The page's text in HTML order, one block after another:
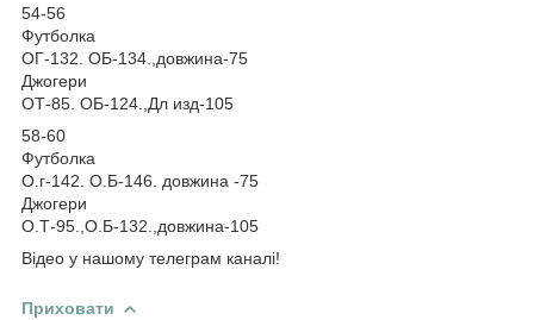
54-56
Футболка
ОГ-132. ОБ-134.,довжина-75
Джогери
ОТ-85. ОБ-124.,Дл изд-105
58-60
Футболка
О.г-142. О.Б-146. довжина -75
Джогери
О.Т-95.,О.Б-132.,довжина-105
Відео у нашому телеграм каналі!
Приховати